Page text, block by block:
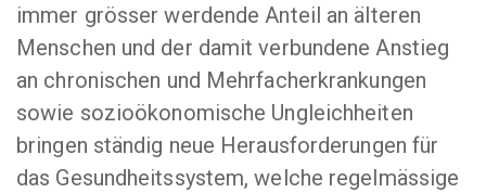
immer grösser werdende Anteil an älteren
Menschen und der damit verbundene Anstieg
an chronischen und Mehrfacherkrankungen
sowie sozioökonomische Ungleichheiten
bringen ständig neue Herausforderungen für
das Gesundheitssystem, welche regelmässige